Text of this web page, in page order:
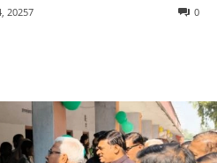
2025 0
7